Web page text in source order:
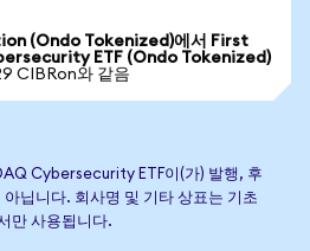
(Ondo Tokenized)에서 First
ETF (Ondo Tokenized)
CIBRon와 같음
Cybersecurity ETF이(가) 발행, 후
닙니다. 회사명 및 기타 상표는 기초
만 사용됩니다.